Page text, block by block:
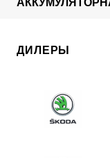
ДИЛЕРЫ